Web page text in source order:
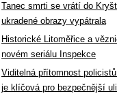
Tanec smrti se vrátí do
ukradené obrazy vypátrala
Historické Litoměřice a
novém seriálu Inspekce
Viditelná přítomnost
je klíčová pro bezpečnější